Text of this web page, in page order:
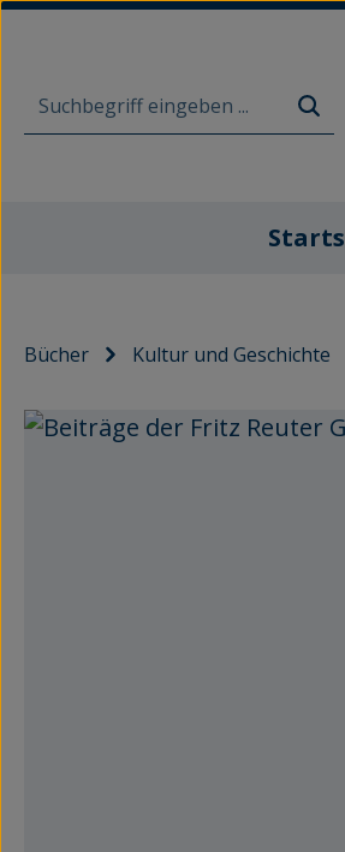
Bücher Kultur und Geschichte
Bildergalerie überspringen